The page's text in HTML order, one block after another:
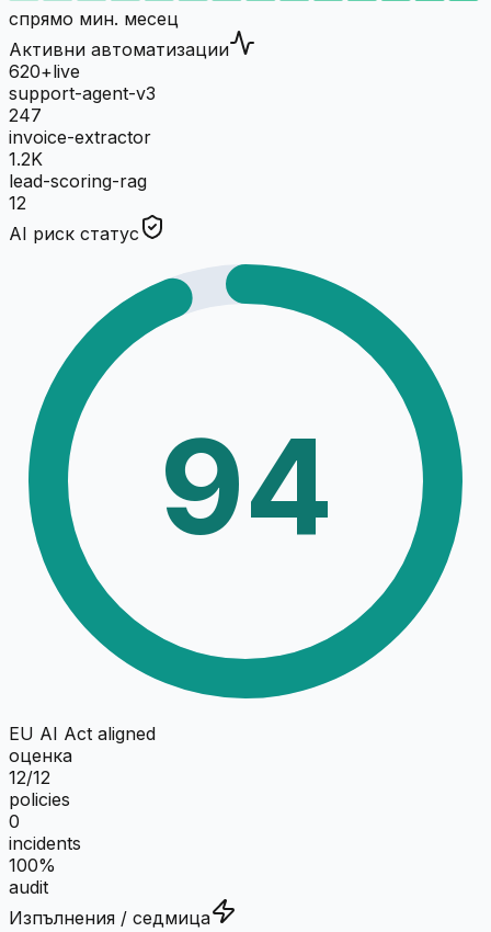
спрямо мин. месец
Активни автоматизации
620+live
support-agent-v3
247
invoice-extractor
1.2K
lead-scoring-rag
12
AI риск статус
94
EU AI Act aligned
оценка
12/12
policies
0
incidents
100%
audit
Изпълнения / седмица